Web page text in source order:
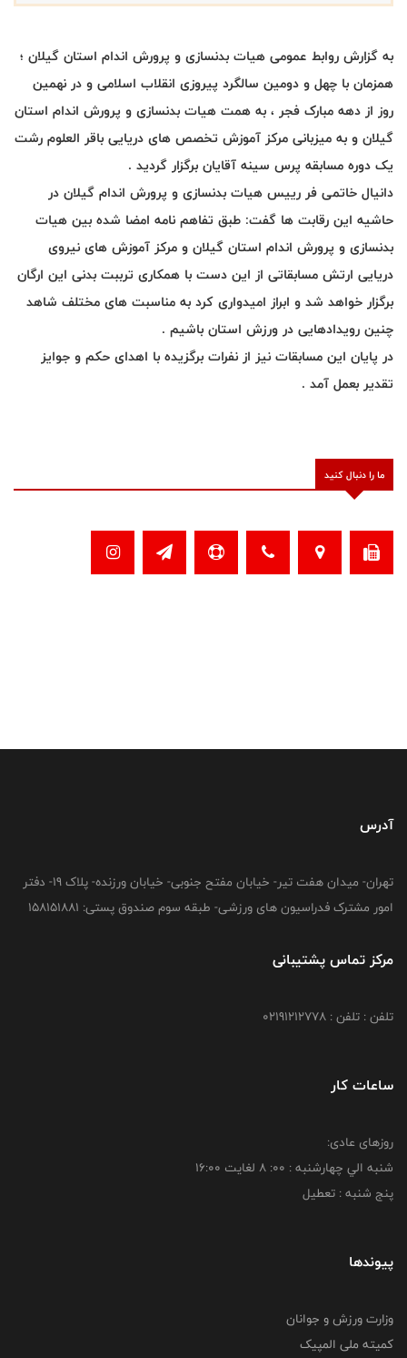
به گزارش روابط عمومی هیات بدنسازی و پرورش اندام استان گیلان ؛
همزمان با چهل و دومین سالگرد پیروزی انقلاب اسلامی و در نهمین
روز از دهه مبارک فجر ، به همت هیات بدنسازی و پرورش اندام استان
گیلان و به میزبانی مرکز آموزش تخصص های دریایی باقر العلوم رشت
یک دوره مسابقه پرس سینه آقایان برگزار گردید .
دانیال خاتمی فر رییس هیات بدنسازی و پرورش اندام گیلان در
حاشیه این رقابت ها گفت: طبق تفاهم نامه امضا شده بین هیات
بدنسازی و پرورش اندام استان گیلان و مرکز آموزش های نیروی
دریایی ارتش مسابقاتی از این دست با همکاری ترببت بدنی این ارگان
برگزار خواهد شد و ابراز امیدواری کرد به مناسبت های مختلف شاهد
چنین رویدادهایی در ورزش استان باشیم .
در پایان این مسابقات نیز از نفرات برگزیده با اهدای حکم و جوایز
تقدیر بعمل آمد .
ما را دنبال کنید
آدرس
تهران- میدان هفت تیر- خیابان مفتح جنوبی- خیابان ورزنده- پلاک 19- دفتر
امور مشترک فدراسیون های ورزشی- طبقه سوم صندوق پستی: 158151881
مرکز تماس پشتیبانی
تلفن : تلفن : 02191212778
ساعات کار
روزهای عادی:
شنبه الي چهارشنبه : 00: 8 لغايت 16:00
پنج شنبه : تعطیل
پیوندها
وزارت ورزش و جوانان
کمیته ملی المپیک